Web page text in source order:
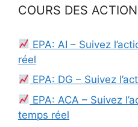
COURS DES
EPA: AI – Suivez
réel
EPA: DG – Suivez
EPA: ACA – Suivez
temps réel